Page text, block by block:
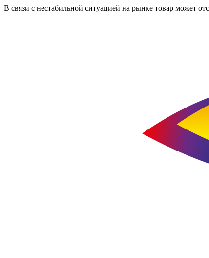
В связи с нестабильной ситуацией на рынке товар может